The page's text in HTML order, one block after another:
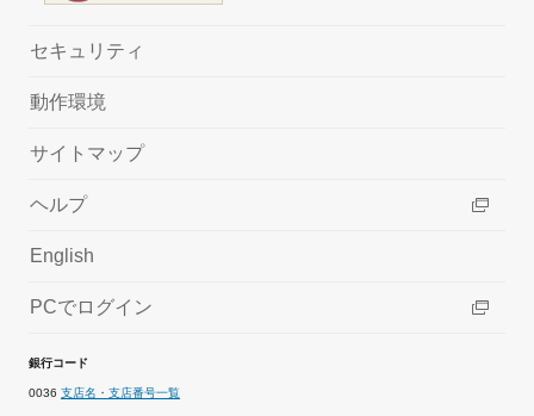
セキュリティ
動作環境
サイトマップ
ヘルプ
English
PCでログイン
銀行コード
0036 支店名・支店番号一覧